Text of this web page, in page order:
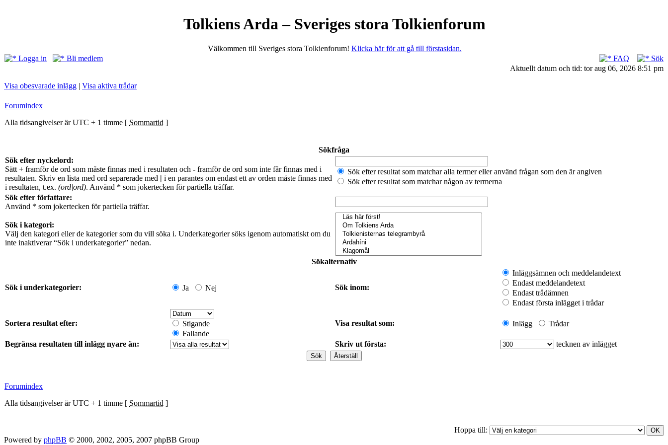
Tolkiens Arda – Sveriges stora Tolkienforum
Välkommen till Sveriges stora Tolkienforum! Klicka här för att gå till förstasidan.
Logga in
Bli medlem FAQ
Sök
Aktuellt datum och tid: tor aug 06, 2026 8:51 pm
Visa obesvarade inlägg | Visa aktiva trådar
Forumindex
Alla tidsangivelser är UTC + 1 timme [ Sommartid ]
Sökfråga
Sök efter nyckelord:
Sätt + framför de ord som måste finnas med i resultaten och - framför de ord som inte får finnas med i
resultaten. Skriv en lista med ord separerade med | i en parantes om endast ett av orden måste finnas med
i resultaten, t.ex. (ord|ord). Använd * som jokertecken för partiella träffar.
Sök efter resultat som matchar alla termer eller använd frågan som den är angiven
Sök efter resultat som matchar någon av termerna
Sök efter författare:
Använd * som jokertecken för partiella träffar.
Sök i kategori:
Välj den kategori eller de kategorier som du vill söka i. Underkategorier söks igenom automatiskt om du
inte inaktiverar “Sök i underkategorier” nedan.
Sökalternativ
Sök i underkategorier: Ja Nej Sök inom:
Inläggsämnen och meddelandetext
Endast meddelandetext
Endast trådämnen
Endast första inlägget i trådar
Sortera resultat efter:
Stigande
Fallande
Visa resultat som: Inlägg Trådar
Begränsa resultaten till inlägg nyare än: Skriv ut första: tecknen av inlägget
Forumindex
Alla tidsangivelser är UTC + 1 timme [ Sommartid ]
Hoppa till:
Powered by phpBB © 2000, 2002, 2005, 2007 phpBB Group